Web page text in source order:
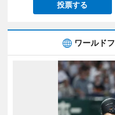
投票する
ワールド